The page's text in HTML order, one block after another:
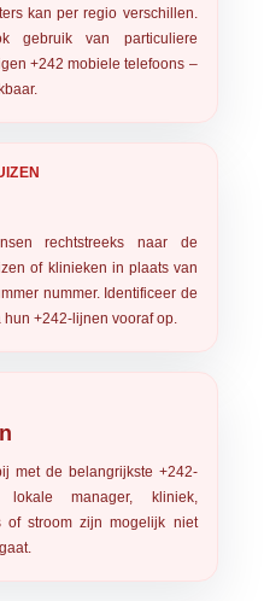
kan per regio verschillen.
gebruik van particuliere
+242 mobiele telefoons –
rechtstreeks naar de
of klinieken in plaats van
nummer. Identificeer de
+242-lijnen vooraf op.
met de belangrijkste +242-
lokale manager, kliniek,
of stroom zijn mogelijk niet